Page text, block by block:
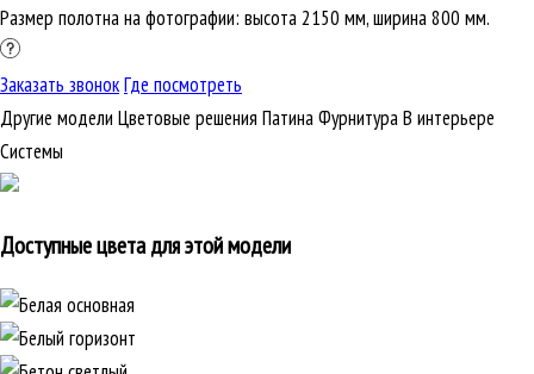
Размер полотна на фотографии: высота 2150 мм, ширина 800 мм.
Заказать звонокГде посмотреть
Другие модели Цветовые решения ПатинаФурнитураВ интерьере
Cистемы
Доступные цвета для этой модели